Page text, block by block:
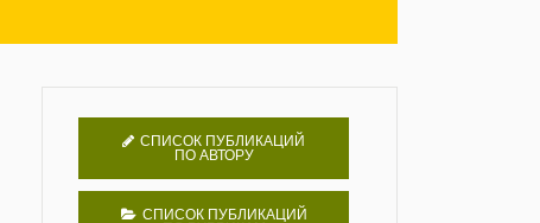
СПИСОК ПУБЛИКАЦИЙ
ПО АВТОРУ
СПИСОК ПУБЛИКАЦИЙ